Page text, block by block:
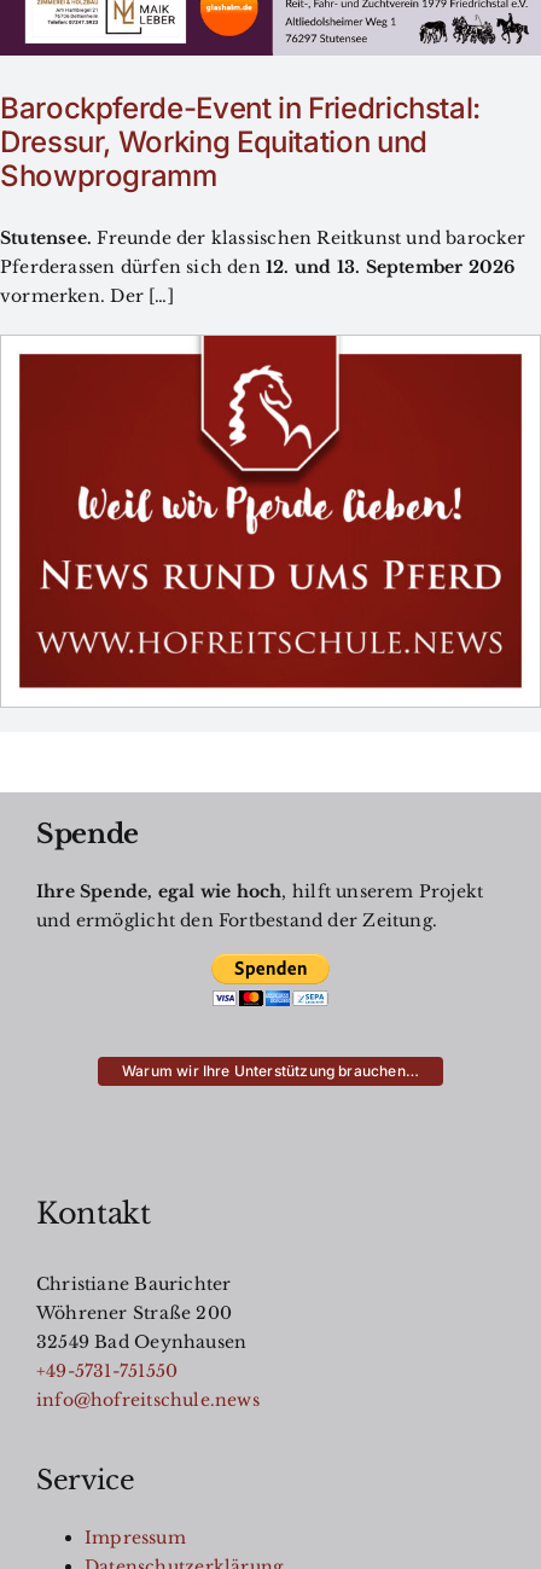
Barockpferde-Event in Friedrichstal:
Dressur, Working Equitation und
Showprogramm
Stutensee. Freunde der klassischen Reitkunst und barocker
Pferderassen dürfen sich den12. und 13. September 2026
vormerken. Der […]
Spende
Ihre Spende, egal wie hoch, hilft unserem Projekt
und ermöglicht den Fortbestand der Zeitung.
Warum wir Ihre Unterstützung brauchen…
Kontakt
Christiane Baurichter
Wöhrener Straße 200
32549 Bad Oeynhausen
+49-5731-751550
info@hofreitschule.news
Service
Impressum